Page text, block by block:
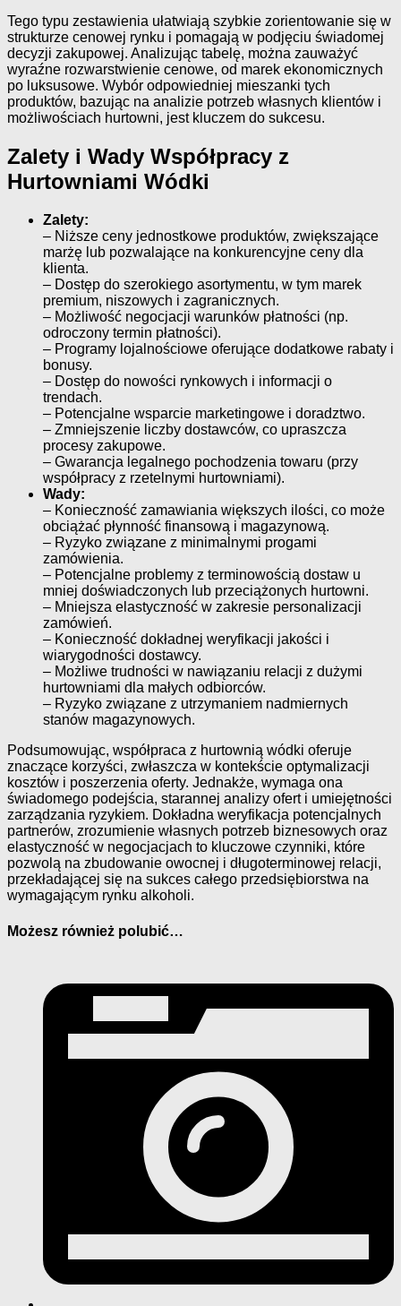
Tego typu zestawienia ułatwiają szybkie zorientowanie się w
strukturze cenowej rynku i pomagają w podjęciu świadomej
decyzji zakupowej. Analizując tabelę, można zauważyć
wyraźne rozwarstwienie cenowe, od marek ekonomicznych
po luksusowe. Wybór odpowiedniej mieszanki tych
produktów, bazując na analizie potrzeb własnych klientów i
możliwościach hurtowni, jest kluczem do sukcesu.
Zalety i Wady Współpracy z
Hurtowniami Wódki
Zalety:
– Niższe ceny jednostkowe produktów, zwiększające
marżę lub pozwalające na konkurencyjne ceny dla
klienta.
– Dostęp do szerokiego asortymentu, w tym marek
premium, niszowych i zagranicznych.
– Możliwość negocjacji warunków płatności (np.
odroczony termin płatności).
– Programy lojalnościowe oferujące dodatkowe rabaty i
bonusy.
– Dostęp do nowości rynkowych i informacji o
trendach.
– Potencjalne wsparcie marketingowe i doradztwo.
– Zmniejszenie liczby dostawców, co upraszcza
procesy zakupowe.
– Gwarancja legalnego pochodzenia towaru (przy
współpracy z rzetelnymi hurtowniami).
Wady:
– Konieczność zamawiania większych ilości, co może
obciążać płynność finansową i magazynową.
– Ryzyko związane z minimalnymi progami
zamówienia.
– Potencjalne problemy z terminowością dostaw u
mniej doświadczonych lub przeciążonych hurtowni.
– Mniejsza elastyczność w zakresie personalizacji
zamówień.
– Konieczność dokładnej weryfikacji jakości i
wiarygodności dostawcy.
– Możliwe trudności w nawiązaniu relacji z dużymi
hurtowniami dla małych odbiorców.
– Ryzyko związane z utrzymaniem nadmiernych
stanów magazynowych.
Podsumowując, współpraca z hurtownią wódki oferuje
znaczące korzyści, zwłaszcza w kontekście optymalizacji
kosztów i poszerzenia oferty. Jednakże, wymaga ona
świadomego podejścia, starannej analizy ofert i umiejętności
zarządzania ryzykiem. Dokładna weryfikacja potencjalnych
partnerów, zrozumienie własnych potrzeb biznesowych oraz
elastyczność w negocjacjach to kluczowe czynniki, które
pozwolą na zbudowanie owocnej i długoterminowej relacji,
przekładającej się na sukces całego przedsiębiorstwa na
wymagającym rynku alkoholi.
Możesz również polubić…